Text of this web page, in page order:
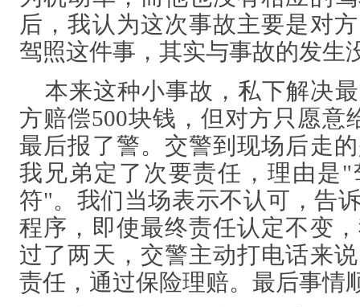
后，我认为这次事故主要是对
驾照这件事，其实与事故的发生
本来这种小事故，私下解决
方赔偿500块钱，但对方只愿意
最后报了警。交警到现场后走
我兄弟定了次要责任，理由是
符"。我们当场表示不认可，告
程序，即使最终责任认定不变
过了两天，交警主动打电话来
责任，通过保险理赔。最后事情